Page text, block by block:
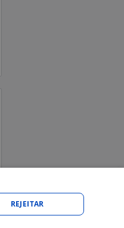
REJEITAR